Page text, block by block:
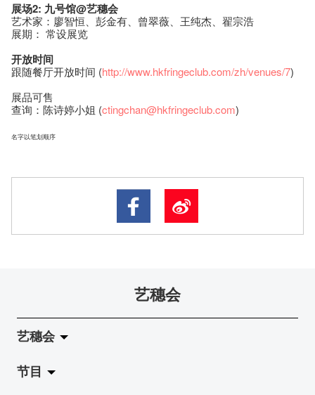
展场2: 九号馆@艺穗会
艺术家：廖智恒、彭金有、曾翠薇、王纯杰、翟宗浩
展期： 常设展览
开放时间
跟随餐厅开放时间 (http://www.hkfringeclub.com/zh/venues/7)
展品可售
查询：陈诗婷小姐 (ctingchan@hkfringeclub.com)
名字以笔划顺序
艺穗会
艺穗会
关于艺穗会
节目